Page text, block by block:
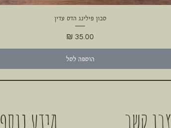
תצוגה מהירה
סבון פילינג הדס עדין
מחיר
הוספה לסל
מידע נוסף צרו קשר